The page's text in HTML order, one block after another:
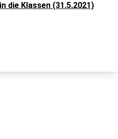
die Klassen (31.5.2021)